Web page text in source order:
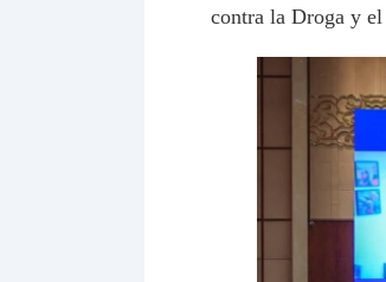
contra la Droga y